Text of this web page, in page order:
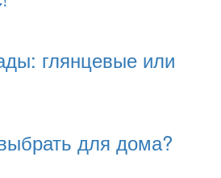
глянцевые или
для дома?